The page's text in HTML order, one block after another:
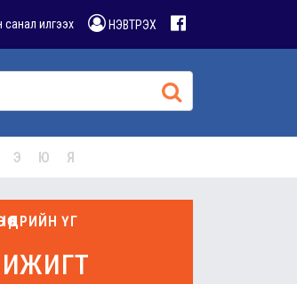
санал илгээх НЭВТРЭХ
Э Ю Я
ҮГ